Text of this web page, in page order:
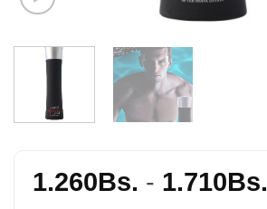
1.260Bs. - 1.710Bs.